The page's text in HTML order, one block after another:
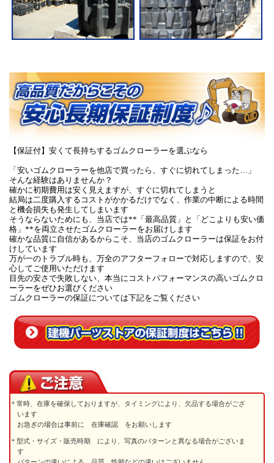
【保証付】安くて長持ちするゴムクローラーを選ぶなら
「安いゴムクローラーを他店で買ったら、すぐに切れてしまった…」
そんな経験はありませんか？
確かに初期費用は安く見えますが、すぐに切れてしまうと
結局は二度購入するコストがかかるだけでなく、作業の中断による時間
と機会損失も発生してしまいます
そうならないためにも、当店では**「最高品質」と「どこよりも安い価
格」**を両立させたゴムクローラーをお届けします
確かな品質に自信があるからこそ、当店のゴムクローラーは保証をお付
けしています
万が一のトラブル時も、万全のアフターフォローで対応しますので、安
心してご使用いただけます
目先の安さで失敗しない、本当にコストパフォーマンスの高いゴムクロ
ーラーをぜひお選びください
ゴムクローラーの保証については下記をご覧ください
常時、在庫を確保しておりますが、タイミングにより、欠品する場合がござ
います
お急ぎの場合は事前に 在庫確認 をお願いします
型式・サイズ・販売時期 により、写真のパターンと異なる場合がございま
す